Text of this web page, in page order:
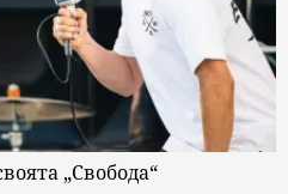
„Свобода“